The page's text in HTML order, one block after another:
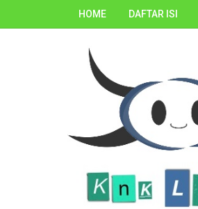
HOME DAFTAR ISI
ratusan postingan